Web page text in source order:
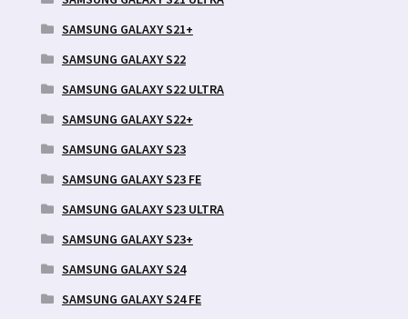
SAMSUNG GALAXY S21+
SAMSUNG GALAXY S22
SAMSUNG GALAXY S22 ULTRA
SAMSUNG GALAXY S22+
SAMSUNG GALAXY S23
SAMSUNG GALAXY S23 FE
SAMSUNG GALAXY S23 ULTRA
SAMSUNG GALAXY S23+
SAMSUNG GALAXY S24
SAMSUNG GALAXY S24 FE